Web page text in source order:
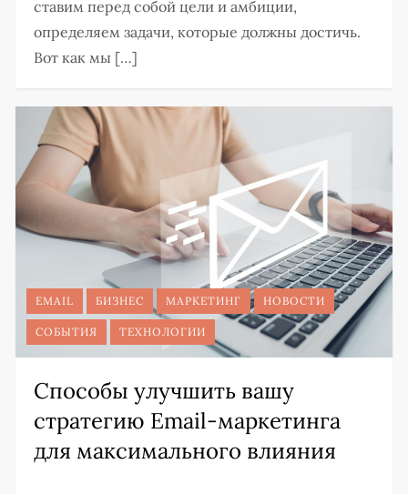
ставим перед собой цели и амбиции,
определяем задачи, которые должны достичь.
Вот как мы […]
EMAIL БИЗНЕС МАРКЕТИНГ НОВОСТИ
СОБЫТИЯ ТЕХНОЛОГИИ
Способы улучшить вашу
стратегию Email-маркетинга
для максимального влияния